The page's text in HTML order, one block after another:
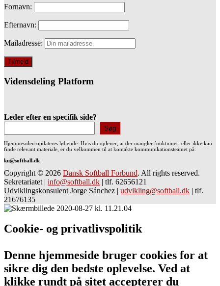
Fornavn:
Efternavn:
Mailadresse:
Vidensdeling Platform
Leder efter en specifik side?
Søg
Hjemmesiden opdateres løbende. Hvis du oplever, at der mangler funktioner, eller ikke kan
finde relevant materiale, er du velkommen til at kontakte kommunikationsteamet på:
ku@softball.dk
Copyright © 2026 Dansk Softball Forbund. All rights reserved.
Sekretariatet | info@softball.dk | tlf. 62656121
Udviklingskonsulent Jorge Sánchez | udvikling@softball.dk | tlf.
21676135
Cookie- og privatlivspolitik
Denne hjemmeside bruger cookies for at
sikre dig den bedste oplevelse. Ved at
klikke rundt på sitet accepterer du